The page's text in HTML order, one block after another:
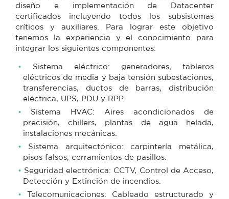
diseño e implementación de Datacenter
certificados incluyendo todos los subsistemas
críticos y auxiliares. Para lograr este objetivo
tenemos la experiencia y el conocimiento para
integrar los siguientes componentes:
Sistema eléctrico: generadores, tableros
eléctricos de media y baja tensión subestaciones,
transferencias, ductos de barras, distribución
eléctrica, UPS, PDU y RPP.
Sistema HVAC: Aires acondicionados de
precisión, chillers, plantas de agua helada,
instalaciones mecánicas.
Sistema arquitectónico: carpintería metálica,
pisos falsos, cerramientos de pasillos.
Seguridad electrónica: CCTV, Control de Acceso,
Detección y Extinción de incendios.
Telecomunicaciones: Cableado estructurado y